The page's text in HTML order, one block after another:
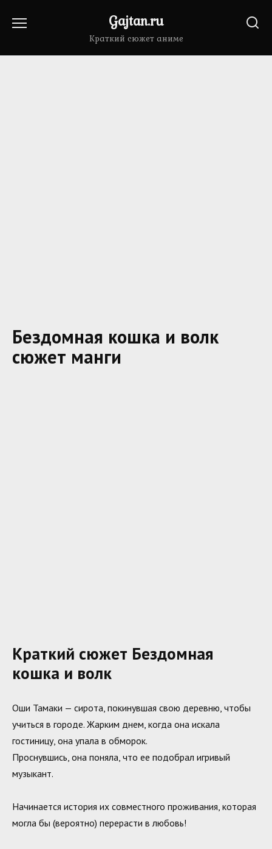
Gajtan.ru
Краткий сюжет аниме
Бездомная кошка и волк
сюжет манги
Краткий сюжет Бездомная
кошка и волк
Оши Тамаки — сирота, покинувшая свою деревню, чтобы
учиться в городе. Жарким днем, когда она искала
гостиницу, она упала в обморок.
Проснувшись, она поняла, что ее подобрал игривый
музыкант.
Начинается история их совместного проживания, которая
могла бы (вероятно) перерасти в любовь!